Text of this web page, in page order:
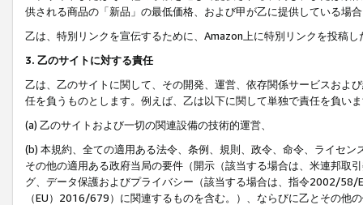
供される商品の「新品」の最低価格、および甲が乙に提供している場
乙は、特別リンクを宣伝するために、Amazon上に特別リンクを投稿
3. 乙のサイトに対する責任
乙は、乙のサイトに関して、その開発、運営、依存関係サービスおよ
任を負うものとします。例えば、乙は以下に関して単独で責任を負い
(a) 乙のサイトおよび一切の関連設備の技術的運営、
(b) 本規約、全ての適用ある法令、条例、規則、政令、命令、ライセ
その他の適用ある政府当局の要件（開示（該当する場合は、米連邦取
グ、データ保護およびプライバシー（該当する場合は、指令2002/58/
（EU）2016/679）に関連するものを含む。）、ならびに乙とその他